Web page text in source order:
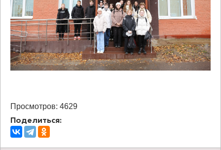
Просмотров: 4629
Поделиться: